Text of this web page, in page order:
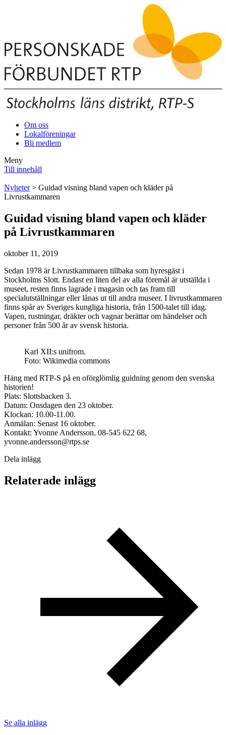
Om oss
Lokalföreningar
Bli medlem
Meny
Till innehåll
Nyheter> Guidad visning bland vapen och kläder på
Livrustkammaren
Guidad visning bland vapen och kläder
på Livrustkammaren
oktober 11, 2019
Sedan 1978 är Livrustkammaren tillbaka som hyresgäst i
Stockholms Slott. Endast en liten del av alla föremål är utställda i
museet, resten finns lagrade i magasin och tas fram till
specialutställningar eller lånas ut till andra museer. I livrustkammaren
finns spår av Sveriges kungliga historia, från 1500-talet till idag.
Vapen, rustningar, dräkter och vagnar berättar om händelser och
personer från 500 år av svensk historia.
Karl XII:s unifrom.
Foto: Wikimedia commons
Häng med RTP-S på en oförglömlig guidning genom den svenska
historien!
Plats: Slottsbacken 3.
Datum: Onsdagen den 23 oktober.
Klockan: 10.00-11.00.
Anmälan: Senast 16 oktober.
Kontakt: Yvonne Andersson, 08-545 622 68,
yvonne.andersson@rtps.se
Dela inlägg
Relaterade inlägg
Se alla inlägg